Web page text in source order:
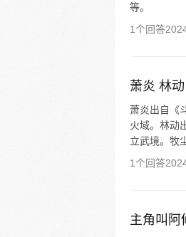
等。
1个回答
萧炎 林
萧炎出自《
火域。林动
立武境。牧
1个回答
主角叫阿